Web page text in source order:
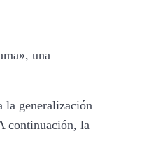
una
la generalización
continuación, la